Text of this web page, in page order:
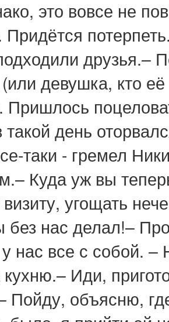
это вовсе не
друзья.–
девушка, кто
Пришлось
день
таки - гремел
Куда уж вы
угощать
без нас делал!–
нас все с собой.
Иди,
Пойду, объясню,